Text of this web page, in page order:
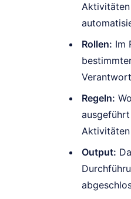
Aktivitäten
Rollen: Im
Regeln:
Aktivitäten
Output: